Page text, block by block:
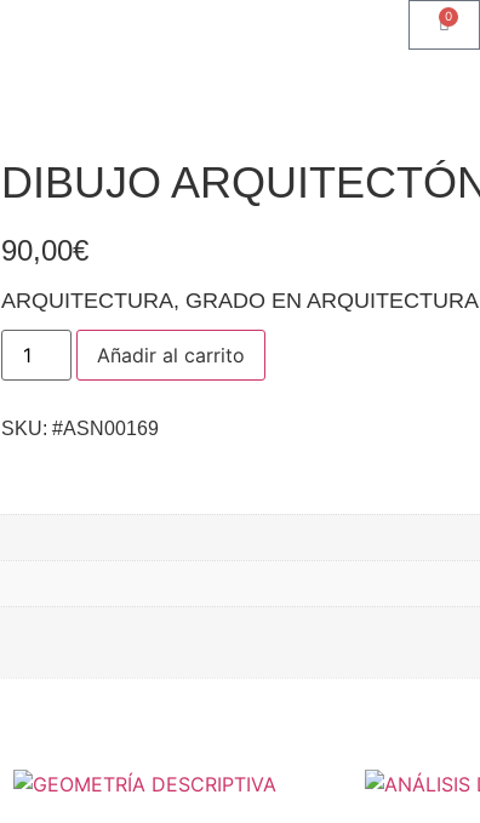
0
DIBUJO
90,00€
ARQUITECTURA, GRADO EN ARQUITECTURA
Añadir al carrito
SKU: #ASN00169